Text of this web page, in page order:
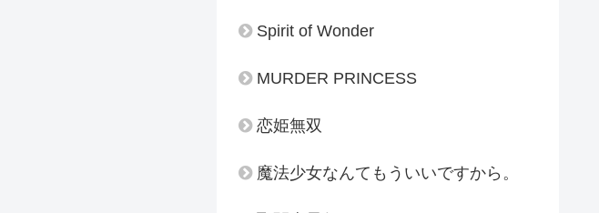
Spirit of Wonder
MURDER PRINCESS
恋姫無双
魔法少女なんてもういいですから。